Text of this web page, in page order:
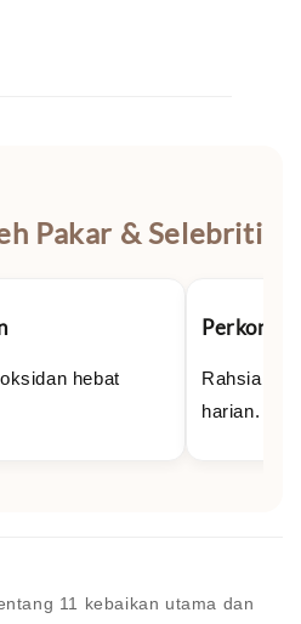
Pakar & Selebriti
hebat
Rahsia
harian.
11 kebaikan utama dan